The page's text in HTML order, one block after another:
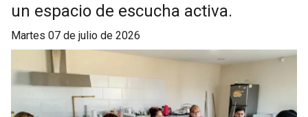
un espacio de escucha activa.
martes 07 de julio de 2026